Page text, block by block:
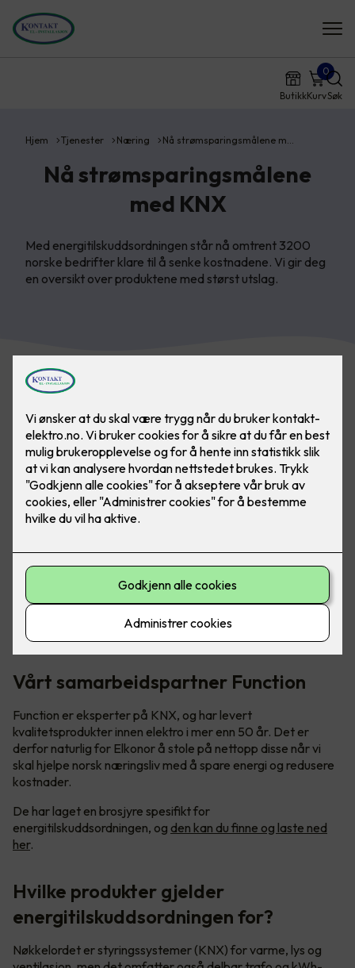
ButikkKurv
0
Søk
Hjem Tjenester Næring Nå strømsparingsmålene m…
Nå strømsparingsmålene
med KNX
Med energitilskuddsordningen står nå omtrent 3200
norske bedrifter klare til å senke kostnadene. Vi gir deg
en oversikt over produktene med størst utslag.
Høsten 2022 åpnet Regjeringen for at norske bedrifter
søke om støtte på opptil 50 % av utgiftene
spare energi. De som fikk innvilget søknaden har to år på å
gjennomføre tiltakene, og med smarte løsninger blir dette en
enkel sak.
Vårt samarbeidspartner Function
Function er eksperter på KNX, og har levert
kvalitetsprodukter innen elektro i mer enn 50 år. Det er
derfor naturlig for Elkonor å stole på nettopp disse når vi
skal hjelpe norsk næringsliv med å spare energi og redusere
kostnader.
De har laget en brosjyre spesifikt for
energitilskuddsordningen, og den kan du finne og laste ned
her.
Hvilke produkter gjelder
energitilskuddsordningen for?
Nøkkelordet er styringssystemer (KNX) for varme, lys og